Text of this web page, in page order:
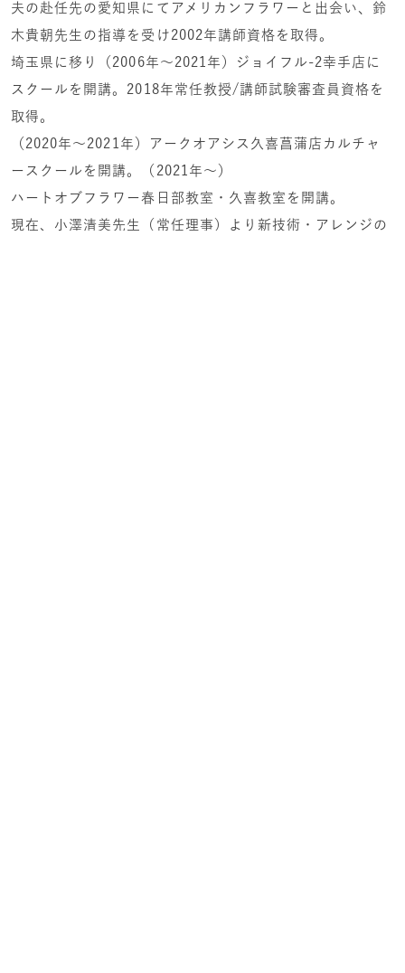
夫の赴任先の愛知県にてアメリカンフラワーと出会い、鈴
木貴朝先生の指導を受け2002年講師資格を取得。
埼玉県に移り（2006年～2021年）ジョイフル-2幸手店に
スクールを開講。2018年常任教授/講師試験審査員資格を
取得。
（2020年～2021年）アークオアシス久喜菖蒲店カルチャ
ースクールを開講。（2021年～）
ハートオブフラワー春日部教室・久喜教室を開講。
現在、小澤清美先生（常任理事）より新技術・アレンジの